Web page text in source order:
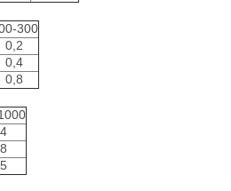
300
0,2
0,4
0,8